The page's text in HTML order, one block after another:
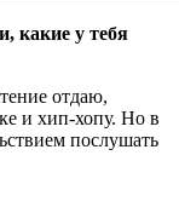
какие у тебя
отдаю,
и хип-хопу. Но в
послушать